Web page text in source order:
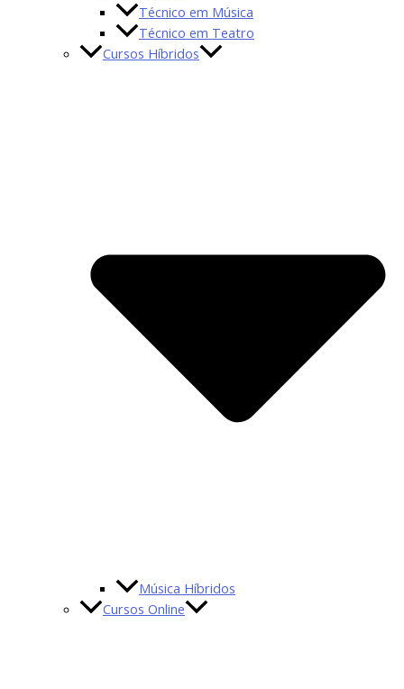
Técnico em Música
Técnico em Teatro
Cursos Híbridos
Música Híbridos
Cursos Online